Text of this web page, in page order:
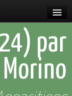
par